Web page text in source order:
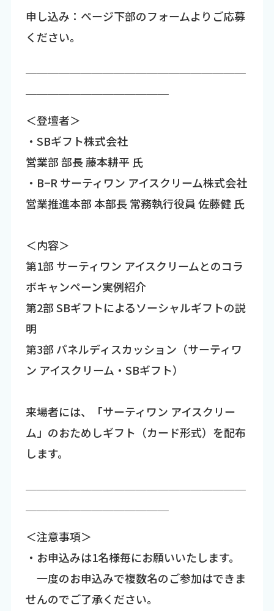
申し込み：ページ下部のフォームよりご応募
ください。
￣￣￣￣￣￣￣￣￣￣￣￣￣￣￣￣￣￣￣￣
￣￣￣￣￣￣￣￣￣￣￣￣￣
＜登壇者＞
・SBギフト株式会社
営業部 部長 藤本耕平 氏
・B−R サーティワン アイスクリーム株式会社
営業推進本部 本部長 常務執行役員 佐藤健 氏
＜内容＞
第1部 サーティワン アイスクリームとのコラ
ボキャンペーン実例紹介
第2部 SBギフトによるソーシャルギフトの説
明
第3部 パネルディスカッション（サーティワ
ン アイスクリーム・SBギフト）
来場者には、「サーティワン アイスクリー
ム」のおためしギフト（カード形式）を配布
します。
￣￣￣￣￣￣￣￣￣￣￣￣￣￣￣￣￣￣￣￣
￣￣￣￣￣￣￣￣￣￣￣￣￣
＜注意事項＞
・お申込みは1名様毎にお願いいたします。
一度のお申込みで複数名のご参加はできま
せんのでご了承ください。